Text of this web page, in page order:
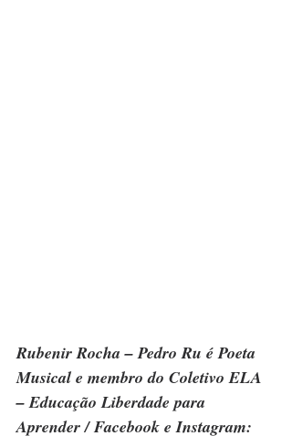
Rubenir Rocha – Pedro Ru é Poeta
Musical e membro do Coletivo ELA
– Educação Liberdade para
Aprender / Facebook e Instagram: